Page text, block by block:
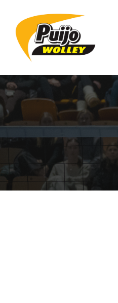
sivun
sisältöön
Sivuston etusivulle